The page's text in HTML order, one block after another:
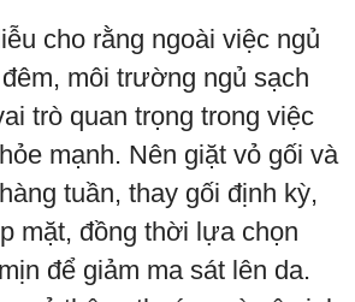
cho rằng ngoài việc ngủ
môi trường ngủ sạch
trò quan trọng trong việc
mạnh. Nên giặt vỏ gối và
tuần, thay gối định kỳ,
mặt, đồng thời lựa chọn
để giảm ma sát lên da.